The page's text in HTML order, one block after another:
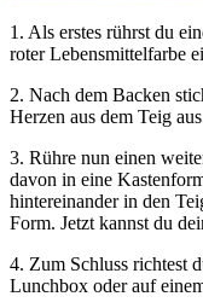
1. Als erstes rührst du
roter Lebensmittelfarbe
2. Nach dem Backen
Herzen aus dem Teig
3. Rühre nun einen
davon in eine
hintereinander in den
Form. Jetzt kannst du
4. Zum Schluss richtest
Lunchbox oder auf